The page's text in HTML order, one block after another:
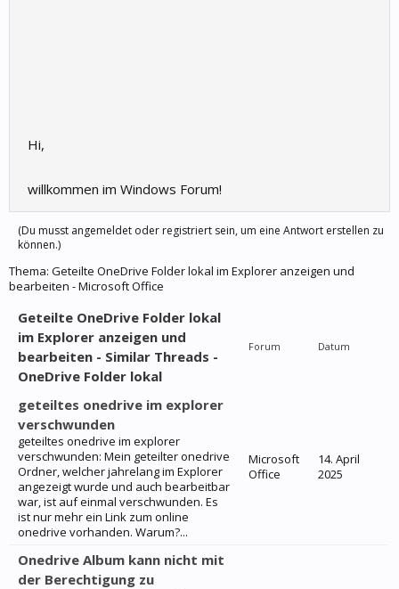
Hi,
willkommen im Windows Forum!
(Du musst angemeldet oder registriert sein, um eine Antwort erstellen zu
können.)
Thema: Geteilte OneDrive Folder lokal im Explorer anzeigen und
bearbeiten - Microsoft Office
Geteilte OneDrive Folder lokal
im Explorer anzeigen und
bearbeiten - Similar Threads -
OneDrive Folder lokal
Forum Datum
geteiltes onedrive im explorer
verschwunden
geteiltes onedrive im explorer
verschwunden: Mein geteilter onedrive
Ordner, welcher jahrelang im Explorer
angezeigt wurde und auch bearbeitbar
war, ist auf einmal verschwunden. Es
ist nur mehr ein Link zum online
onedrive vorhanden. Warum?...
Microsoft
Office
14. April
2025
Onedrive Album kann nicht mit
der Berechtigung zu